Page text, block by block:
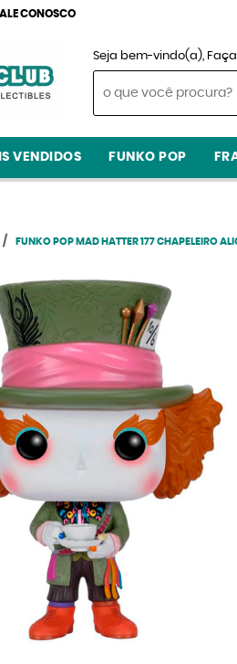
CONOSCO
Seja bem-vindo(a),
VENDIDOS FUNKO POP
FUNKO POP MAD HATTER 177 CHAPELEIRO